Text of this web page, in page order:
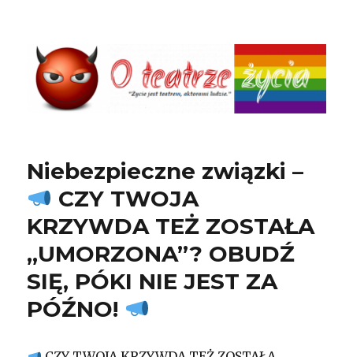
O teatrze życia
Niebezpieczne związki –
CZY TWOJA
KRZYWDA TEŻ ZOSTAŁA
„UMORZONA”? OBUDŹ
SIĘ, PÓKI NIE JEST ZA
PÓŹNO!